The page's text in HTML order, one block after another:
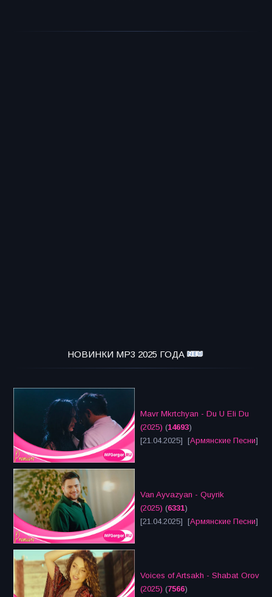
НОВИНКИ MP3 2025 ГОДА
Mavr Mkrtchyan - Du U Eli Du
(2025) (14693)
[21.04.2025] [Армянские Песни]
Van Ayvazyan - Quyrik
(2025) (6331)
[21.04.2025] [Армянские Песни]
Voices of Artsakh - Shabat Orov
(2025) (7566)